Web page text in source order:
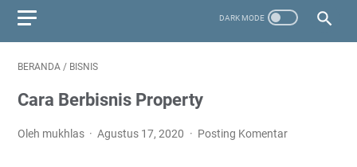
BERANDA / BISNIS
Cara Berbisnis Property
Oleh mukhlas Agustus 17, 2020 Posting Komentar